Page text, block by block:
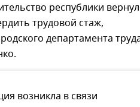
республики
трудовой стаж,
департамента
возникла в связи